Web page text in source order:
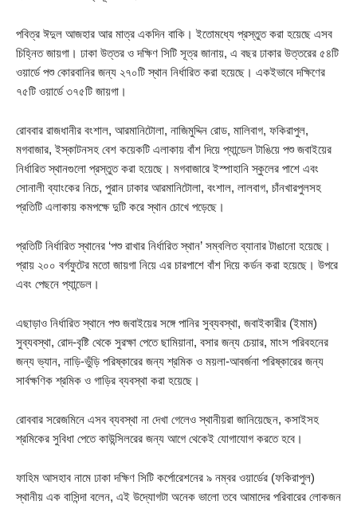
পবিত্র ঈদুল আজহার আর মাত্র একদিন বাকি। ইতোমধ্যে প্রস্তুত করা হয়েছে এসব
চিহ্নিত জায়গা। ঢাকা উত্তর ও দক্ষিণ সিটি সূত্র জানায়, এ বছর ঢাকার উত্তরের ৫৪টি
ওয়ার্ডে পশু কোরবানির জন্য ২৭০টি স্থান নির্ধারিত করা হয়েছে। একইভাবে দক্ষিণের
৭৫টি ওয়ার্ডে ৩৭৫টি জায়গা।
রোববার রাজধানীর বংশাল, আরমানিটোলা, নাজিমুদ্দিন রোড, মালিবাগ, ফকিরাপুল,
মগবাজার, ইস্কাটনসহ বেশ কয়েকটি এলাকায় বাঁশ দিয়ে প্যান্ডেল টাঙিয়ে পশু জবাইয়ের
নির্ধারিত স্থানগুলো প্রস্তুত করা হয়েছে। মগবাজারে ইস্পাহানি স্কুলের পাশে এবং
সোনালী ব্যাংকের নিচে, পুরান ঢাকার আরমানিটোলা, বংশাল, লালবাগ, চাঁনখারপুলসহ
প্রতিটি এলাকায় কমপক্ষে দুটি করে স্থান চোখে পড়েছে।
প্রতিটি নির্ধারিত স্থানের ‘পশু রাখার নির্ধারিত স্থান’ সম্বলিত ব্যানার টাঙানো হয়েছে।
প্রায় ২০০ বর্গফুটের মতো জায়গা নিয়ে এর চারপাশে বাঁশ দিয়ে কর্ডন করা হয়েছে। উপরে
এবং পেছনে প্যান্ডেল।
এছাড়াও নির্ধারিত স্থানে পশু জবাইয়ের সঙ্গে পানির সুব্যবস্থা, জবাইকারীর (ইমাম)
সুব্যবস্থা, রোদ-বৃষ্টি থেকে সুরক্ষা পেতে ছামিয়ানা, বসার জন্য চেয়ার, মাংস পরিবহনের
জন্য ভ্যান, নাড়ি-ভুঁড়ি পরিষ্কারের জন্য শ্রমিক ও ময়লা-আবর্জনা পরিষ্কারের জন্য
সার্বক্ষণিক শ্রমিক ও গাড়ির ব্যবস্থা করা হয়েছে।
রোববার সরেজমিনে এসব ব্যবস্থা না দেখা গেলেও স্থানীয়রা জানিয়েছেন, কসাইসহ
শ্রমিকের সুবিধা পেতে কাউন্সিলরের জন্য আগে থেকেই যোগাযোগ করতে হবে।
ফাহিম আসহাব নামে ঢাকা দক্ষিণ সিটি কর্পোরেশনের ৯ নম্বর ওয়ার্ডের (ফকিরাপুল)
স্থানীয় এক বাসিন্দা বলেন, এই উদ্যোগটা অনেক ভালো তবে আমাদের পরিবারের লোকজন